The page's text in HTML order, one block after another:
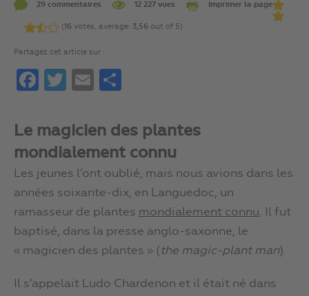
29 commentaires 12 227 vues Imprimer la page
(16 votes, average: 3,56 out of 5)
Partagez cet article sur :
FacebookTwitterEmail
Le magicien des plantes
mondialement connu
Les jeunes l’ont oublié, mais nous avions dans les
années soixante-dix, en Languedoc, un
ramasseur de plantes mondialement connu. Il fut
baptisé, dans la presse anglo-saxonne, le
« magicien des plantes » (the magic-plant man).
Il s’appelait Ludo Chardenon et il était né dans